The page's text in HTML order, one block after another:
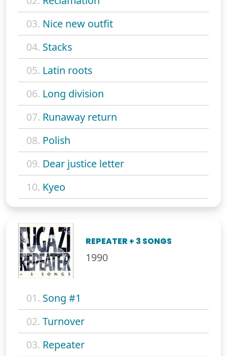
03. Nice new outfit
04. Stacks
05. Latin roots
06. Long division
07. Runaway return
08. Polish
09. Dear justice letter
10. Kyeo
REPEATER + 3 SONGS
1990
01. Song #1
02. Turnover
03. Repeater